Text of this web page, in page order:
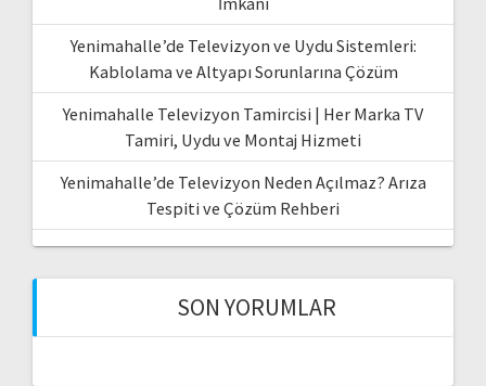
Yenimahalle’de Televizyon ve Uydu Sistemleri:
Kablolama ve Altyapı Sorunlarına Çözüm
Yenimahalle Televizyon Tamircisi | Her Marka TV
Tamiri, Uydu ve Montaj Hizmeti
Yenimahalle’de Televizyon Neden Açılmaz? Arıza
Tespiti ve Çözüm Rehberi
SON YORUMLAR